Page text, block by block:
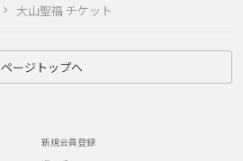
大山聖福 チケット
ページトップへ
新規会員登録